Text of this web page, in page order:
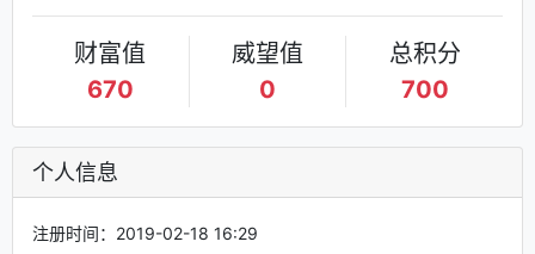
财富值
670
威望值
0
总积分
700
个人信息
注册时间：2019-02-18 16:29